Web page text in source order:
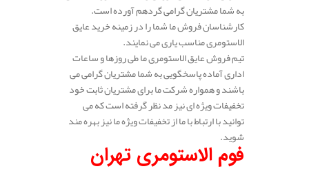
به شما مشتریان گرامی گردهم آورده است.
کارشناسان فروش ما شما را در زمینه خرید عایق
الاستومری مناسب یاری می نمایند.
تیم فروش عایق الاستومری ما طی روزها و ساعات
اداری آماده پاسخگویی به شما مشتریان گرامی می
باشند و همواره شرکت ما برای مشتریان ثابت خود
تخفیفات ویژه ای نیز مد نظر گرفته است که می
توانید با ارتباط با ما از تخفیفات ویژه ما نیز بهره مند
شوید.
فوم الاستومری تهران